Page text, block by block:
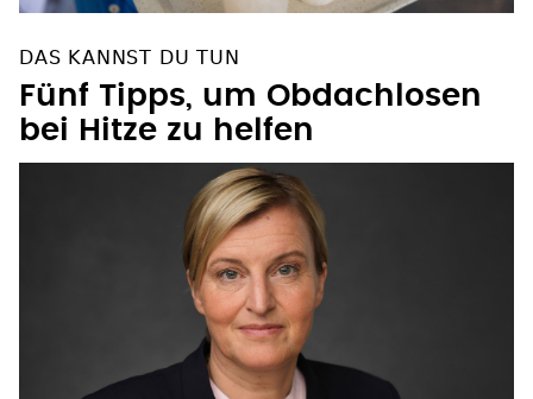
DAS KANNST DU TUN
Fünf Tipps, um Obdachlosen
bei Hitze zu helfen